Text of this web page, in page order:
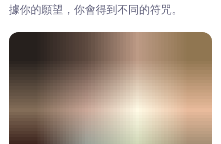
據你的願望，你會得到不同的符咒。